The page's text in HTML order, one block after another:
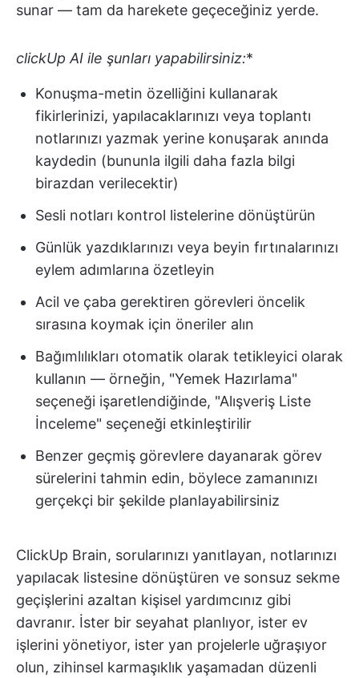
sunar — tam da harekete geçeceğiniz yerde.
clickUp AI ile şunları yapabilirsiniz:*
Konuşma-metin özelliğini kullanarak
fikirlerinizi, yapılacaklarınızı veya toplantı
notlarınızı yazmak yerine konuşarak anında
kaydedin (bununla ilgili daha fazla bilgi
birazdan verilecektir)
Sesli notları kontrol listelerine dönüştürün
Günlük yazdıklarınızı veya beyin fırtınalarınızı
eylem adımlarına özetleyin
Acil ve çaba gerektiren görevleri öncelik
sırasına koymak için öneriler alın
Bağımlılıkları otomatik olarak tetikleyici olarak
kullanın — örneğin, "Yemek Hazırlama"
seçeneği işaretlendiğinde, "Alışveriş Liste
İnceleme" seçeneği etkinleştirilir
Benzer geçmiş görevlere dayanarak görev
sürelerini tahmin edin, böylece zamanınızı
gerçekçi bir şekilde planlayabilirsiniz
ClickUp Brain, sorularınızı yanıtlayan, notlarınızı
yapılacak listesine dönüştüren ve sonsuz sekme
geçişlerini azaltan kişisel yardımcınız gibi
davranır. İster bir seyahat planlıyor, ister ev
işlerini yönetiyor, ister yan projelerle uğraşıyor
olun, zihinsel karmaşıklık yaşamadan düzenli